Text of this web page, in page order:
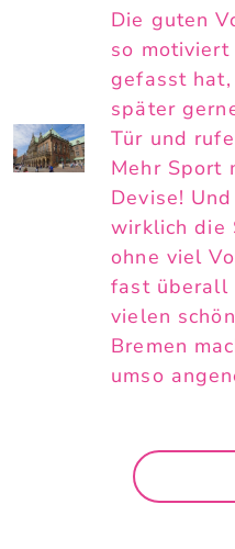
Die guten
so motiviert
gefasst
später
Tür und
Mehr Sport
Devise!
wirklich die
ohne viel
fast überall
vielen
Bremen
umso